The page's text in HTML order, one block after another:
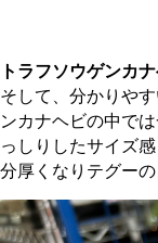
トラフソウゲンカ
そして、分かりや
ンカナヘビの中で
っしりしたサイズ
分厚くなりテグーの